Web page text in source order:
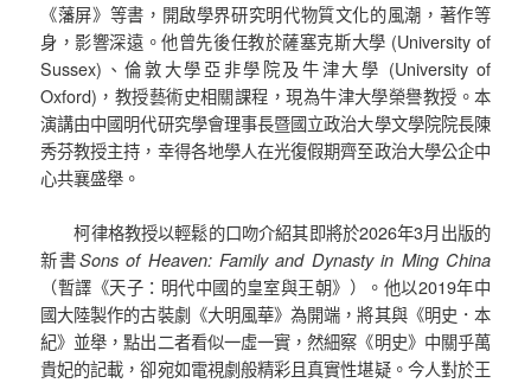
《藩屏》等書，開啟學界研究明代物質文化的風潮，著作等
身，影響深遠。他曾先後任教於薩塞克斯大學 (University of
Sussex)、倫敦大學亞非學院及牛津大學 (University of
Oxford)，教授藝術史相關課程，現為牛津大學榮譽教授。本
演講由中國明代研究學會理事長暨國立政治大學文學院院長陳
秀芬教授主持，幸得各地學人在光復假期齊至政治大學公企中
心共襄盛舉。
柯律格教授以輕鬆的口吻介紹其即將於2026年3月出版的
新書Sons of Heaven: Family and Dynasty in Ming China
（暫譯《天子：明代中國的皇室與王朝》）。他以2019年中
國大陸製作的古裝劇《大明風華》為開端，將其與《明史．本
紀》並舉，點出二者看似一虛一實，然細察《明史》中關乎萬
貴妃的記載，卻宛如電視劇般精彩且真實性堪疑。今人對於王